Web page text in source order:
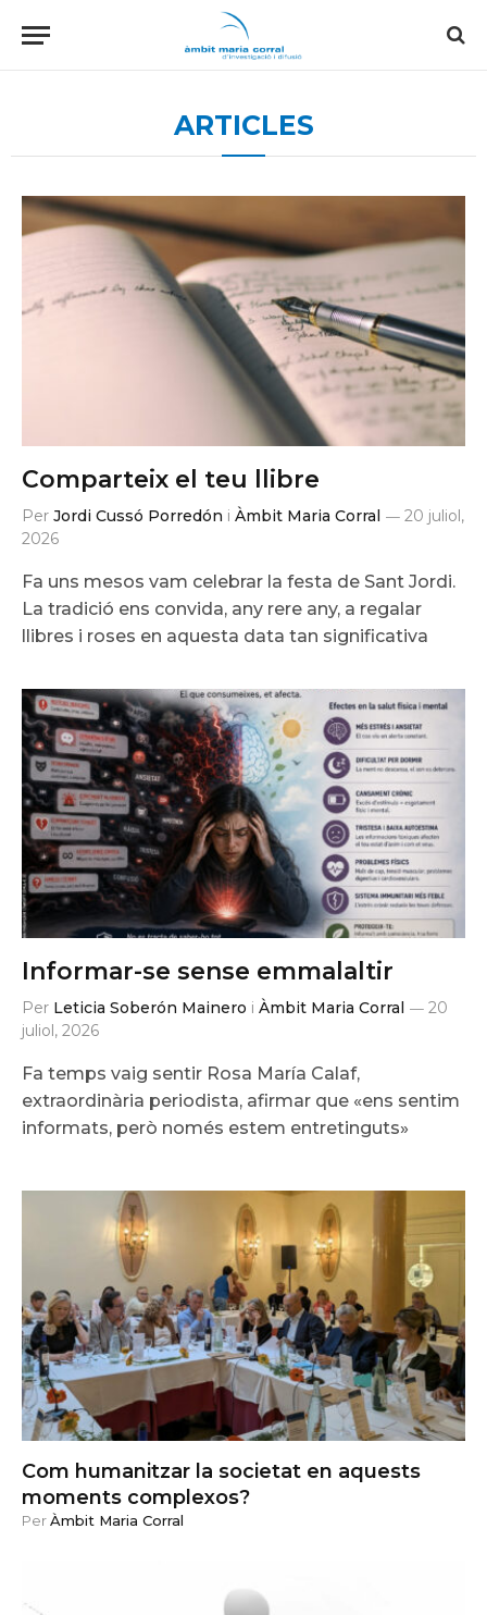
Alfred Rubio de Castarlenas
ARTICLES
Comparteix el teu llibre
Per Jordi Cussó Porredón i Àmbit Maria Corral
20 juliol,
2026
Fa uns mesos vam celebrar la festa de Sant Jordi.
La tradició ens convida, any rere any, a regalar
llibres i roses en aquesta data tan significativa
Informar-se sense emmalaltir
Per Leticia Soberón Mainero i Àmbit Maria Corral
20
juliol, 2026
Fa temps vaig sentir Rosa María Calaf,
extraordinària periodista, afirmar que «ens sentim
informats, però només estem entretinguts»
Com humanitzar la societat en aquests
moments complexos?
PerÀmbit Maria Corral